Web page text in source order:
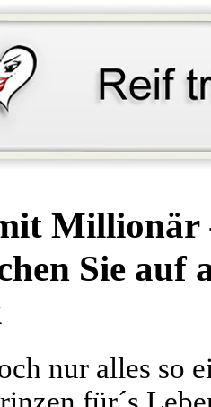
Millionär
Sie auf
nur alles so